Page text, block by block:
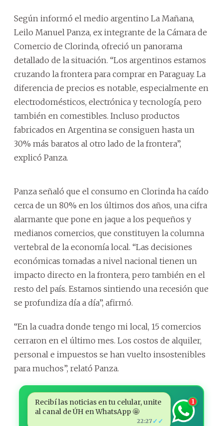
Según informó el medio argentino La Mañana,
Leilo Manuel Panza, ex integrante de la Cámara de
Comercio de Clorinda, ofreció un panorama
detallado de la situación. “Los argentinos estamos
cruzando la frontera para comprar en Paraguay. La
diferencia de precios es notable, especialmente en
electrodomésticos, electrónica y tecnología, pero
también en comestibles. Incluso productos
fabricados en Argentina se consiguen hasta un
30% más baratos al otro lado de la frontera”,
explicó Panza.
Panza señaló que el consumo en Clorinda ha caído
cerca de un 80% en los últimos dos años, una cifra
alarmante que pone en jaque a los pequeños y
medianos comercios, que constituyen la columna
vertebral de la economía local. “Las decisiones
económicas tomadas a nivel nacional tienen un
impacto directo en la frontera, pero también en el
resto del país. Estamos sintiendo una recesión que
se profundiza día a día”, afirmó.
“En la cuadra donde tengo mi local, 15 comercios
cerraron en el último mes. Los costos de alquiler,
personal e impuestos se han vuelto insostenibles
para muchos”, relató Panza.
Recibí las noticias en tu celular, unite
al canal de ÚH en WhatsApp 🤩
22:27 ✓✓
1